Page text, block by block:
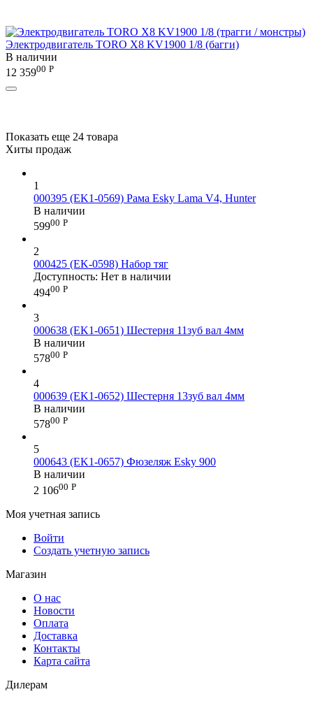
Электродвигатель TORO X8 KV1900 1/8 (багги)
В наличии
12 35900 Р
Показать еще 24 товара
Хиты продаж
1
000395 (EK1-0569) Рама Esky Lama V4, Hunter
В наличии
59900 Р
2
000425 (EK-0598) Набор тяг
Доступность: Нет в наличии
49400 Р
3
000638 (EK1-0651) Шестерня 11зуб вал 4мм
В наличии
57800 Р
4
000639 (EK1-0652) Шестерня 13зуб вал 4мм
В наличии
57800 Р
5
000643 (EK1-0657) Фюзеляж Esky 900
В наличии
2 10600 Р
Моя учетная запись
Войти
Создать учетную запись
Магазин
О нас
Новости
Оплата
Доставка
Контакты
Карта сайта
Дилерам